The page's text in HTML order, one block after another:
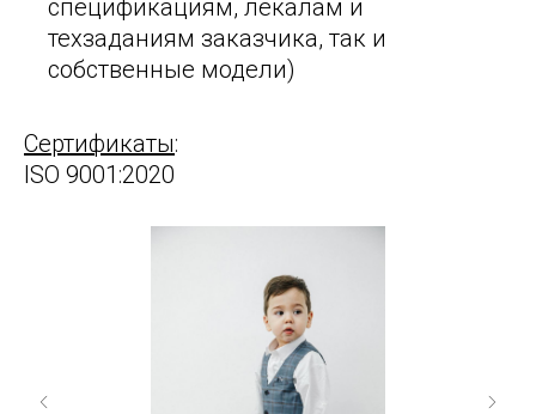
спецификациям, лекалам и
техзаданиям заказчика, так и
собственные модели)
Сертификаты:
ISO 9001:2020